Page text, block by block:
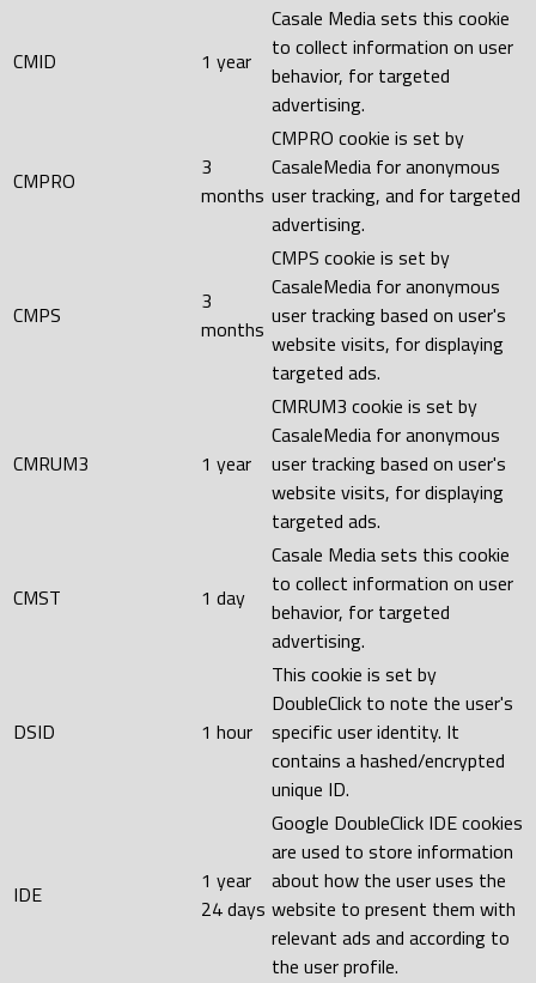
CMID 1 year
Casale Media sets this cookie
to collect information on user
behavior, for targeted
advertising.
CMPRO
3
months
CMPRO cookie is set by
CasaleMedia for anonymous
user tracking, and for targeted
advertising.
CMPS
3
months
CMPS cookie is set by
CasaleMedia for anonymous
user tracking based on user's
website visits, for displaying
targeted ads.
CMRUM3 1 year
CMRUM3 cookie is set by
CasaleMedia for anonymous
user tracking based on user's
website visits, for displaying
targeted ads.
CMST 1 day
Casale Media sets this cookie
to collect information on user
behavior, for targeted
advertising.
DSID 1 hour
This cookie is set by
DoubleClick to note the user's
specific user identity. It
contains a hashed/encrypted
unique ID.
IDE
1 year
24 days
Google DoubleClick IDE cookies
are used to store information
about how the user uses the
website to present them with
relevant ads and according to
the user profile.